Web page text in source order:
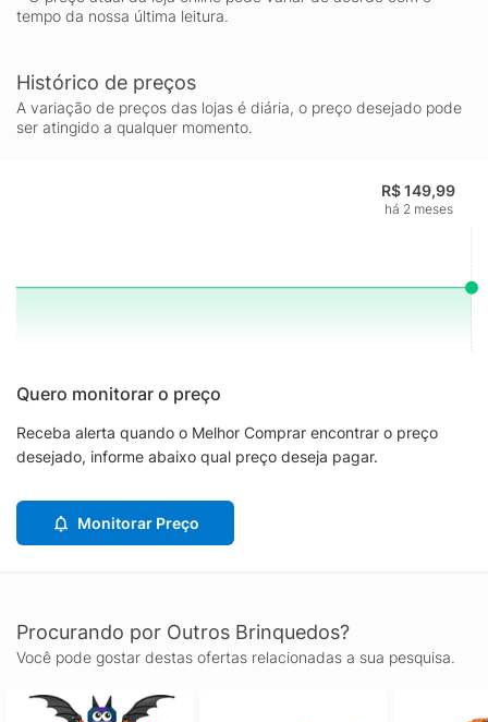
as crianças quando exposto em seus quartos ou quando como
altura, 6,5 pol. (17 cm) de largura e 2,5 pol. (6 cm) de
profundidade
tempo da nossa última leitura.
Histórico de preços
A variação de preços das lojas é diária, o preço desejado pode
ser atingido a qualquer momento.
R$ 149,99
há 2 meses
Quero monitorar o preço
Receba alerta quando o Melhor Comprar encontrar o preço
desejado, informe abaixo qual preço deseja pagar.
Monitorar Preço
Procurando por Outros Brinquedos?
Você pode gostar destas ofertas relacionadas a sua pesquisa.